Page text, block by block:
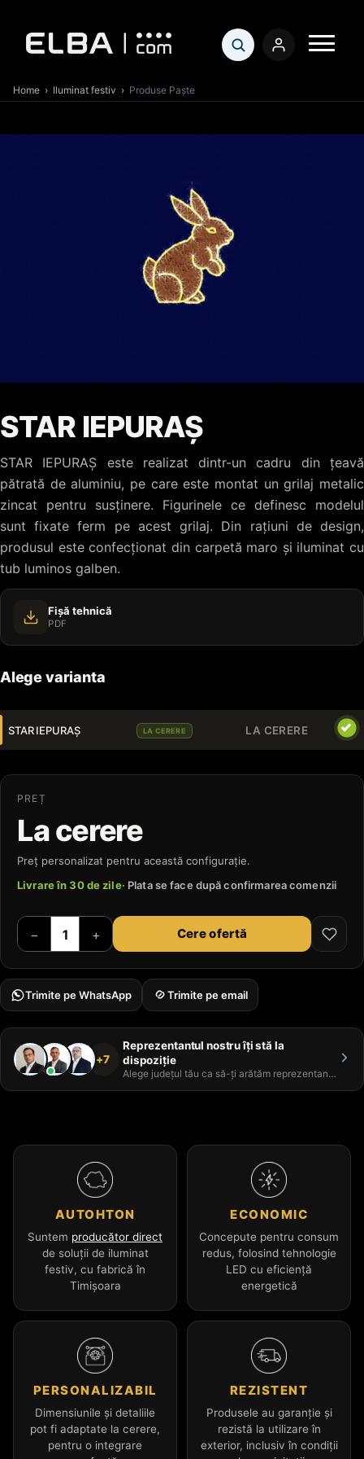
Home › Iluminat festiv › Produse Paște
STAR IEPURAȘ
STAR IEPURAȘ este realizat dintr-un cadru din țeavă
pătrată de aluminiu, pe care este montat un grilaj metalic
zincat pentru susținere. Figurinele ce definesc modelul
sunt fixate ferm pe acest grilaj. Din rațiuni de design,
produsul este confecționat din carpetă maro și iluminat cu
tub luminos galben.
Fișă tehnică
PDF
Alege varianta
STAR IEPURAȘ LA CERERE LA CERERE
PREȚ
La cerere
Preț personalizat pentru această configurație.
Livrare în 30 de zile· Plata se face după confirmarea comenzii
− + Cere ofertă
Trimite pe WhatsApp Trimite pe email
+7
Reprezentantul nostru îți stă la
dispoziție
Alege județul tău ca să-ți arătăm reprezentantul
AUTOHTON
Suntem producător direct
de soluții de iluminat
festiv, cu fabrică în
Timișoara
ECONOMIC
Concepute pentru consum
redus, folosind tehnologie
LED cu eficiență
energetică
PERSONALIZABIL
Dimensiunile și detaliile
pot fi adaptate la cerere,
pentru o integrare
REZISTENT
Produsele au garanție și
rezistă la utilizare în
exterior, inclusiv în condiții